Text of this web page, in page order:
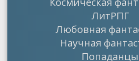
ЛитРПГ
Любовная
Научная
Попаданцы